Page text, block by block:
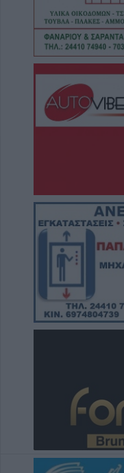
Βλάβη στο
το μεσημέρι του
8 Αυγούστου 2026, 12:34
Λυκαβηττός:
προχωρημένη
στους Αγίους
8 Αυγούστου 2026, 12:26
Απάτη με
στη Φαρκαδόνα
“Take a break….
coffee!”
8 Αυγούστου 2026, 12:22
Συλλυπητήριο
Καρδίτσας για
Μητρίτσα
8 Αυγούστου 2026, 12:04
Την Κυριακή 9
Προσωρινή
λόγω βλάβης
Τρίκαλα: Στα
ένας